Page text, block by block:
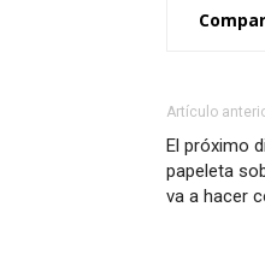
Artículo
El próximo
papeleta
va a hacer